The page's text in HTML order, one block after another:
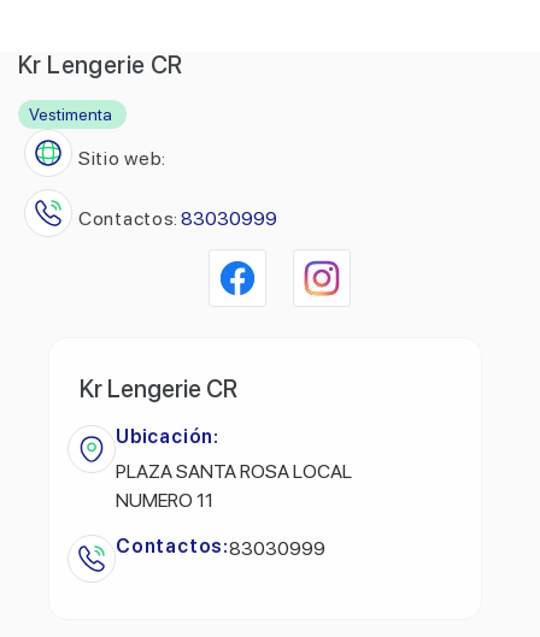
Kr Lengerie CR
Vestimenta
Sitio web:
Contactos: 83030999
Kr Lengerie CR
Ubicación:
PLAZA SANTA ROSA LOCAL
NUMERO 11
Contactos:83030999